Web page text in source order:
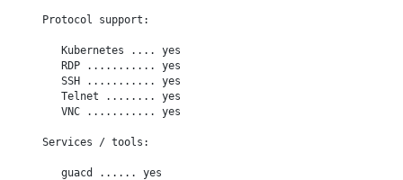
   Protocol support:
      Kubernetes .... yes
      RDP ........... yes
      SSH ........... yes
      Telnet ........ yes
      VNC ........... yes
   Services / tools:
      guacd ...... yes